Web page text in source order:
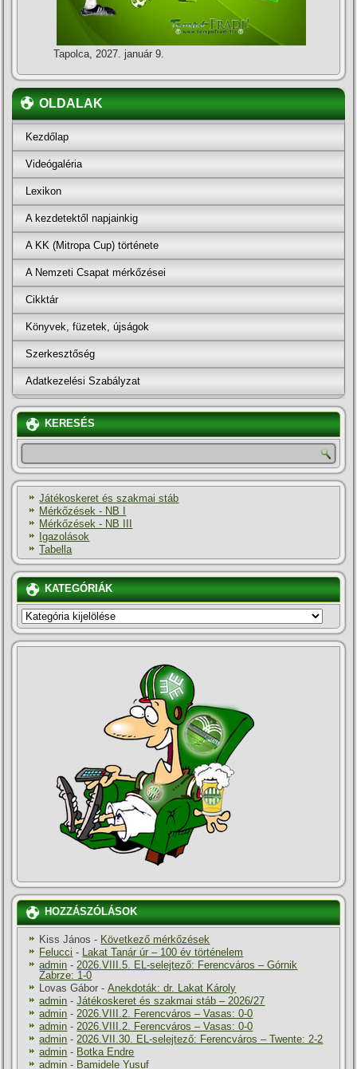
Tapolca, 2027. január 9.
OLDALAK
Kezdőlap
Videógaléria
Lexikon
A kezdetektől napjainkig
A KK (Mitropa Cup) története
A Nemzeti Csapat mérkőzései
Cikktár
Könyvek, füzetek, újságok
Szerkesztőség
Adatkezelési Szabályzat
KERESÉS
Játékoskeret és szakmai stáb
Mérkőzések - NB I
Mérkőzések - NB III
Igazolások
Tabella
KATEGÓRIÁK
KATEGÓRIÁK
HOZZÁSZÓLÁSOK
Kiss János - Következő mérkőzések
Felucci - Lakat Tanár úr – 100 év történelem
admin -2026.VIII.5. EL-selejtező: Ferencváros – Górnik
Zabrze: 1-0
Lovas Gábor -Anekdoták: dr. Lakat Károly
admin -Játékoskeret és szakmai stáb – 2026/27
admin -2026.VIII.2. Ferencváros – Vasas: 0-0
admin -2026.VIII.2. Ferencváros – Vasas: 0-0
admin -2026.VII.30. EL-selejtező: Ferencváros – Twente: 2-2
admin - Botka Endre
admin - Bamidele Yusuf